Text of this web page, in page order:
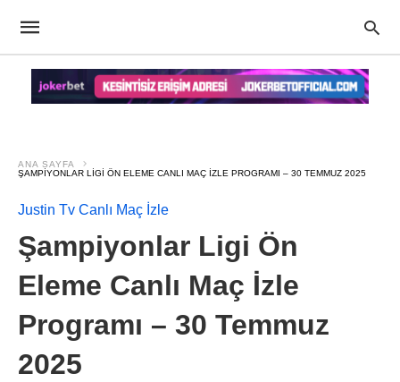
ANA SAYFA
ŞAMPIYONLAR LIGI ÖN ELEME CANLI MAÇ İZLE PROGRAMI – 30 TEMMUZ 2025
Justin Tv Canlı Maç İzle
Şampiyonlar Ligi Ön
Eleme Canlı Maç İzle
Programı – 30 Temmuz
2025